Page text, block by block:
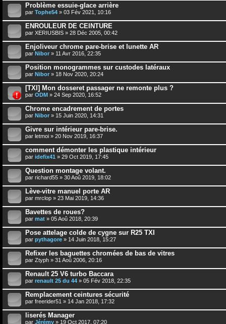
Problème essuie-glace arrière
par Tophe54 » 03 Fév 2021, 10:16
ENROULEUR DE CEINTURE
par XERIUSBIS » 28 Déc 2005, 00:42
Enjoliveur chrome pare-brise et lunette AR
par Nibor » 11 Avr 2016, 22:35
Position monogrammes sur custodes latéraux
par Nibor » 18 Nov 2020, 20:24
[TXI] Mon dosseret passager ne remonte plus ?
par ODM » 24 Sep 2020, 16:52
Chrome encadrement de portes
par Nibor » 15 Juin 2020, 14:31
Givre sur intérieur pare-brise.
par letmoi » 20 Nov 2019, 16:37
comment démonter les plastique intérieur
par idefix41 » 29 Oct 2019, 17:45
Question montage volant.
par richard55 » 30 Aoû 2019, 18:02
Lève-vitre manuel porte AR
par mrclop » 23 Mai 2019, 14:36
Bavettes de roues?
par mat » 05 Aoû 2018, 20:39
Pose attelage colde de cygne sur R25 TXI
par pythagore » 14 Juin 2018, 15:27
Refixer les baguettes chromées de bas de vitres
par Ztyph » 31 Aoû 2006, 20:16
Renault 25 V6 turbo Baccara
par renault 25 du 44 » 05 Fév 2018, 22:35
Remplacement ceintures sécurité
par freerider51 » 14 Jan 2018, 17:32
liserés Manager
par Jérémy » 19 Oct 2017, 07:20